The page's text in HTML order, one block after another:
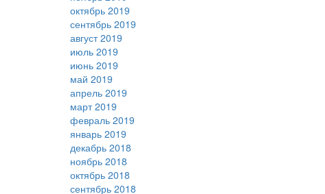
октябрь 2019
сентябрь 2019
август 2019
июль 2019
июнь 2019
май 2019
апрель 2019
март 2019
февраль 2019
январь 2019
декабрь 2018
ноябрь 2018
октябрь 2018
сентябрь 2018